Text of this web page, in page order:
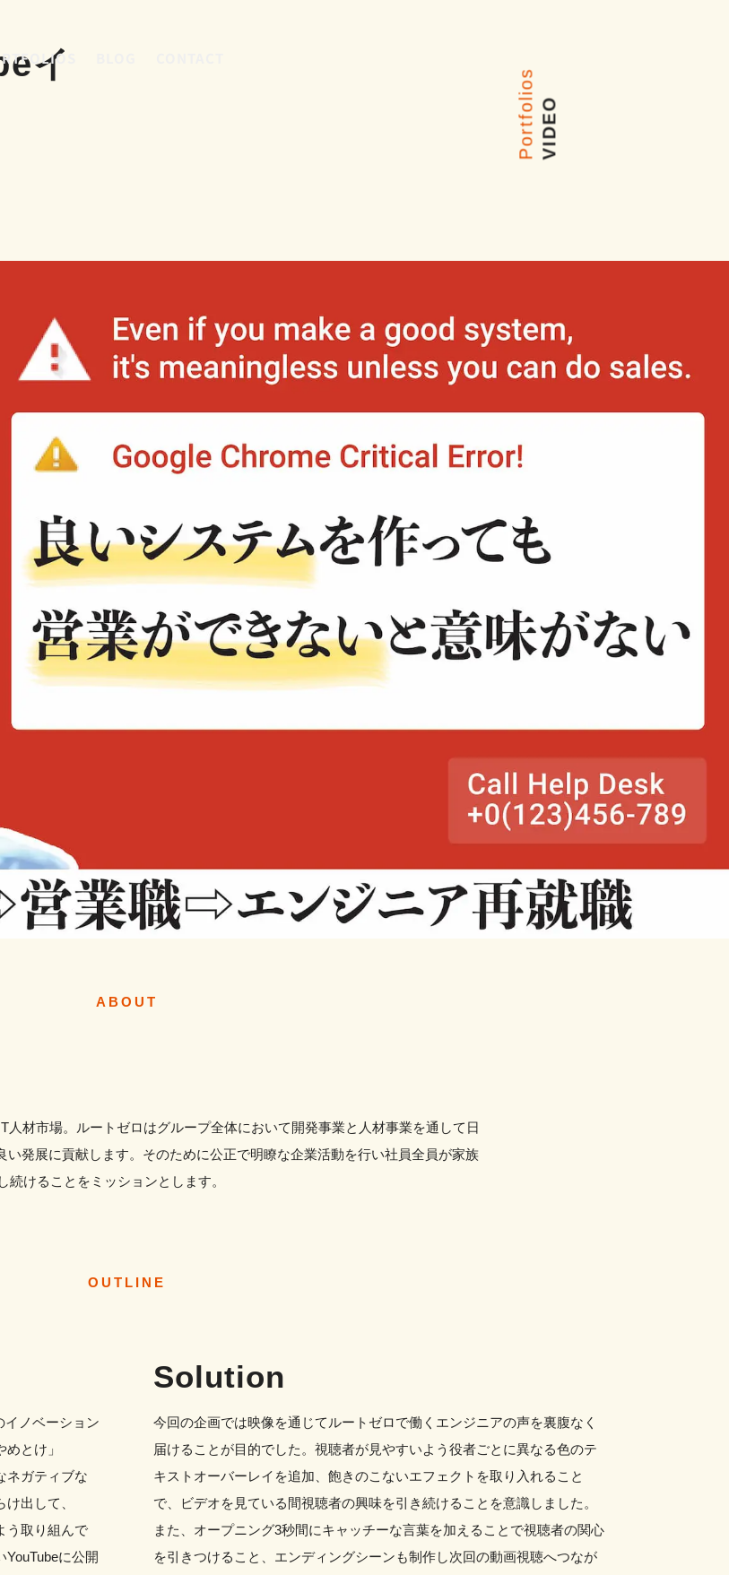
イ
PortfoliosVIDEO
ABOUT
人材市場。ルートゼロはグループ全体において開発事業と人材事業を通して日
い発展に貢献します。そのために公正で明瞭な企業活動を行い社員全員が家族
続けることをミッションとします。
OUTLINE
イノベーション
とけ」
ネガティブな
出して、
う取り組んで
に公開
Solution
今回の企画では映像を通じてルートゼロで働くエンジニアの声を裏腹なく
届けることが目的でした。視聴者が見やすいよう役者ごとに異なる色のテ
キストオーバーレイを追加、飽きのこないエフェクトを取り入れること
で、ビデオを見ている間視聴者の興味を引き続けることを意識しました。
また、オープニング3秒間にキャッチーな言葉を加えることで視聴者の関心
を引きつけること、エンディングシーンも制作し次回の動画視聴へつなが